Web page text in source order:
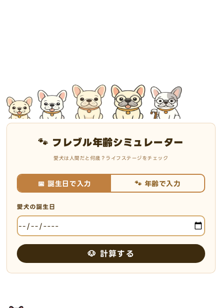
🐾 フレブル年齢シミュレーター
愛犬は人間だと何歳？ライフステージをチェック
📅 誕生日で入力 🐾 年齢で入力
愛犬の誕生日
🐶 計算する